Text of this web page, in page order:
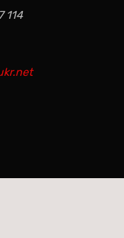
114